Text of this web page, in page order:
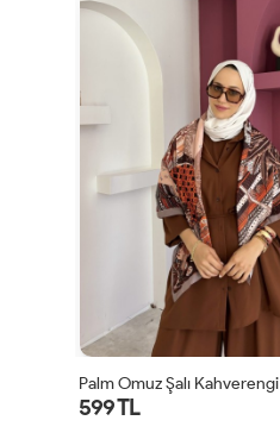
Palm Omuz Şalı Kahverengi
599 TL